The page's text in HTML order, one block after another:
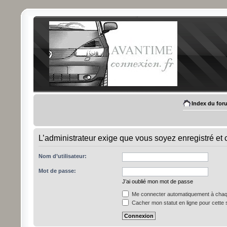
Index du
L’administrateur exige que vous soyez enregistré
Nom d’utilisateur:
Mot de passe:
J’ai oublié mon mot de passe
Me connecter automatiquement à
Cacher mon statut en ligne pour cette